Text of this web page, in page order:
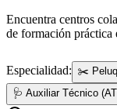
Encuentra centros
de formación práctica
Especialidad: ✂️
🩺 Auxiliar Técnico